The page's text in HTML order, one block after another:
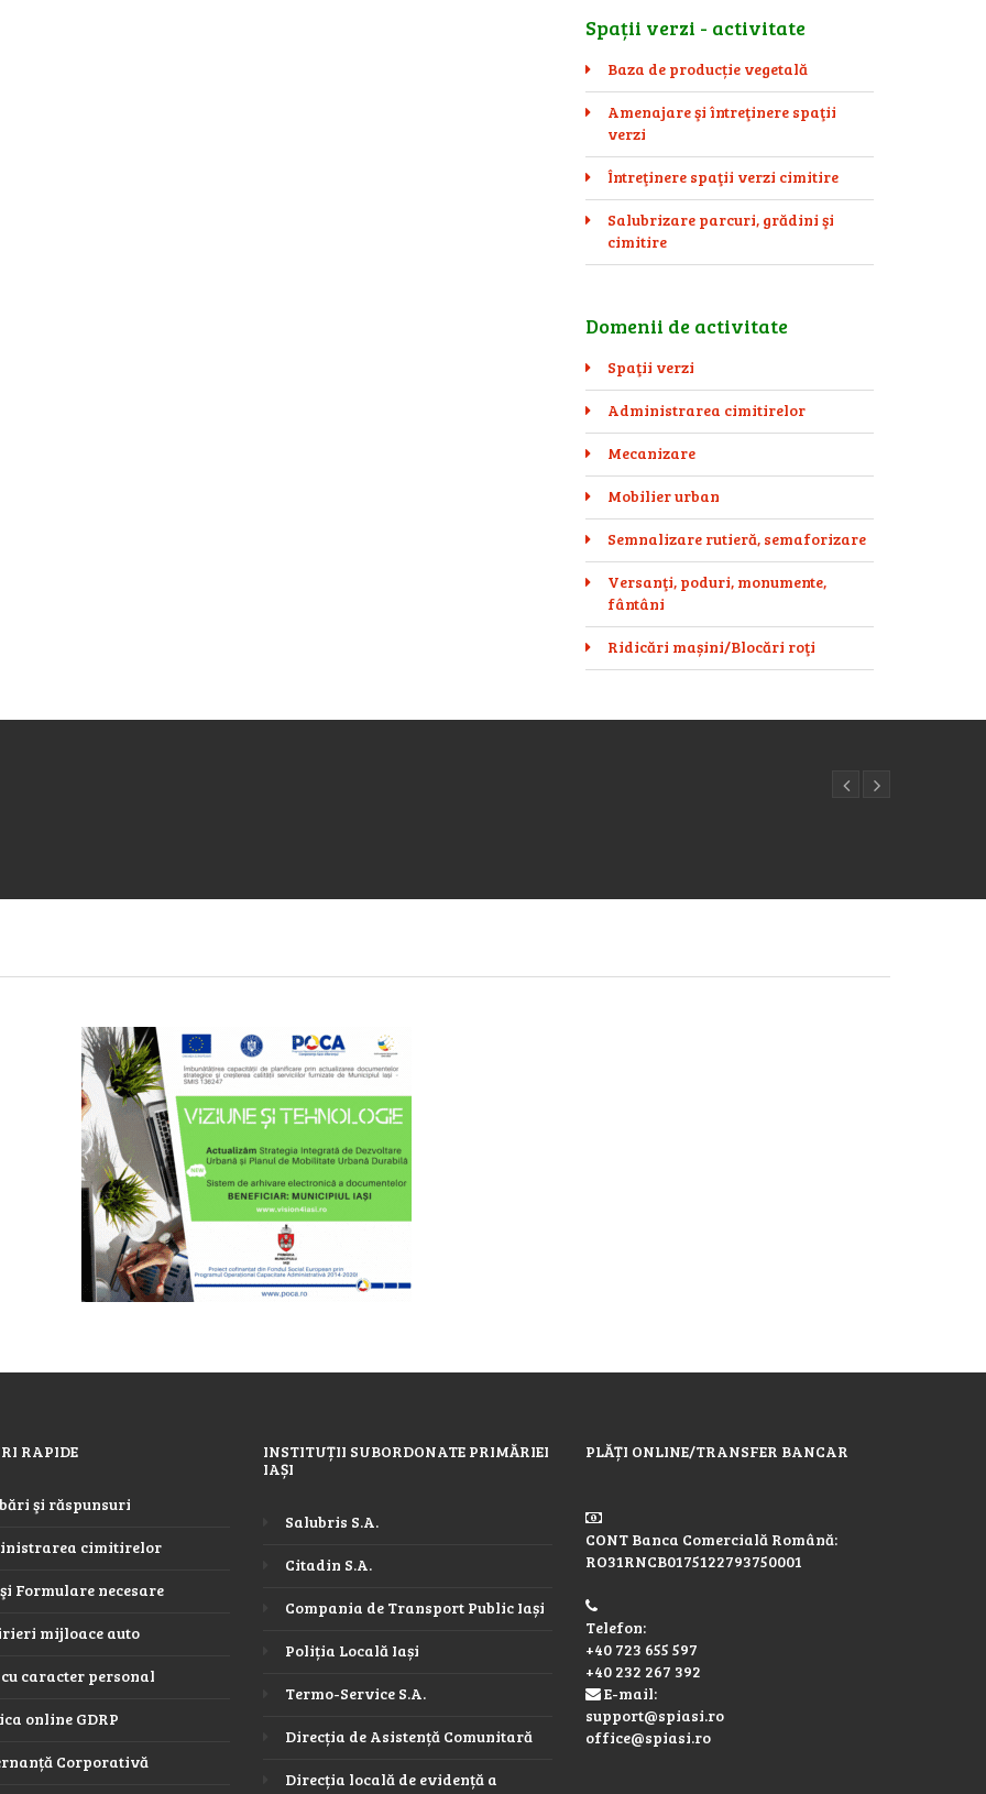
Spații verzi - activitate
Baza de producție vegetală
Amenajare şi întreţinere spaţii
verzi
Întreţinere spaţii verzi cimitire
Salubrizare parcuri, grădini şi
cimitire
Domenii de activitate
Spaţii verzi
Administrarea cimitirelor
Mecanizare
Mobilier urban
Semnalizare rutieră, semaforizare
Versanţi, poduri, monumente,
fântâni
Ridicări mașini/Blocări roţi
RAPIDE
şi răspunsuri
cimitirelor
Formulare necesare
mijloace auto
cu caracter personal
online GDRP
Corporativă
INSTITUȚII SUBORDONATE PRIMĂRIEI
IAȘI
Salubris S.A.
Citadin S.A.
Compania de Transport Public Iași
Poliția Locală Iași
Termo-Service S.A.
Direcția de Asistență Comunitară
Direcția locală de evidență a
PLĂȚI ONLINE/TRANSFER BANCAR
CONT Banca Comercială Română:
RO31RNCB0175122793750001
Telefon:
+40 723 655 597
+40 232 267 392
E-mail:
support@spiasi.ro
office@spiasi.ro